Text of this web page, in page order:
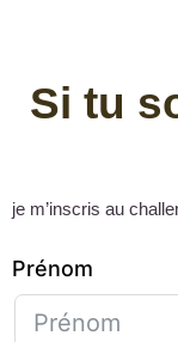
Si tu
je m’inscris au
Prénom